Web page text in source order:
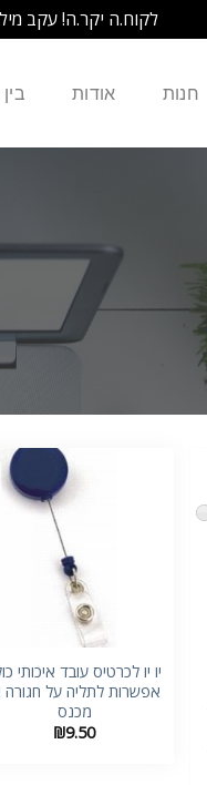
לקוח.ה יקר.ה! עקב
חנות אודות
יו יו לכרטיס עובד איכותי
אפשרות לתליה על חגורה
מכנס
₪9.50